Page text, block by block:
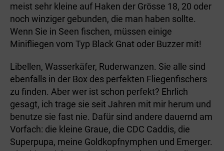
meist sehr kleine auf Haken der Grösse 18, 20 oder
noch winziger gebunden, die man haben sollte.
Wenn Sie in Seen fischen, müssen einige
Minifliegen vom Typ Black Gnat oder Buzzer mit!
Libellen, Wasserkäfer, Ruderwanzen. Sie alle sind
ebenfalls in der Box des perfekten Fliegenfischers
zu finden. Aber wer ist schon perfekt? Ehrlich
gesagt, ich trage sie seit Jahren mit mir herum und
benutze sie fast nie. Dafür sind andere dauernd am
Vorfach: die kleine Graue, die CDC Caddis, die
Superpupa, meine Goldkopfnymphen und Emerger.